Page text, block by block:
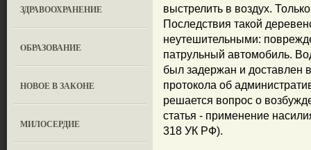
ЗДРАВООХРАНЕНИЕ
OБРАЗОВАНИЕ
НОВОЕ В ЗАКОНЕ
МИЛОСЕРДИЕ
выстрелить в воздух.
Последствия такой
неутешительными:
патрульный автомобиль.
был задержан и
протокола об
решается вопрос о
статья - применение
318 УК РФ).